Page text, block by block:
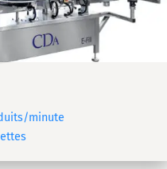
minute
distribution de bouchons,
automatique pour
de divers formats | E-Fill SW